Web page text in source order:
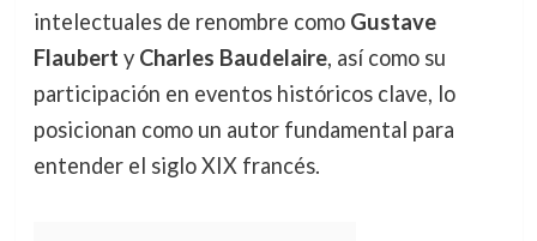
intelectuales de renombre como Gustave
Flaubert y Charles Baudelaire, así como su
participación en eventos históricos clave, lo
posicionan como un autor fundamental para
entender el siglo XIX francés.